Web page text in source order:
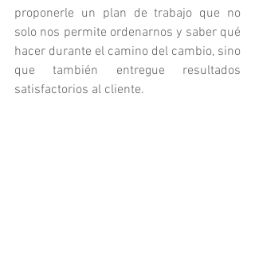
proponerle un plan de trabajo que no
solo nos permite ordenarnos y saber qué
hacer durante el camino del cambio, sino
que también entregue resultados
satisfactorios al cliente.